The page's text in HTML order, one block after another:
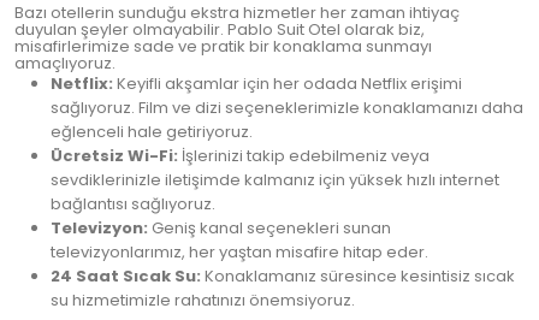
Bazı otellerin sunduğu ekstra hizmetler her zaman ihtiyaç
duyulan şeyler olmayabilir. Pablo Suit Otel olarak biz,
misafirlerimize sade ve pratik bir konaklama sunmayı
amaçlıyoruz.
Netflix: Keyifli akşamlar için her odada Netflix erişimi
sağlıyoruz. Film ve dizi seçeneklerimizle konaklamanızı daha
eğlenceli hale getiriyoruz.
Ücretsiz Wi-Fi: İşlerinizi takip edebilmeniz veya
sevdiklerinizle iletişimde kalmanız için yüksek hızlı internet
bağlantısı sağlıyoruz.
Televizyon: Geniş kanal seçenekleri sunan
televizyonlarımız, her yaştan misafire hitap eder.
24 Saat Sıcak Su: Konaklamanız süresince kesintisiz sıcak
su hizmetimizle rahatınızı önemsiyoruz.